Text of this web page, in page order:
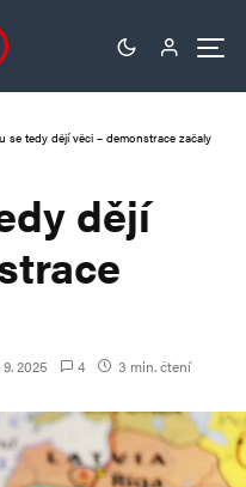
se tedy dějí věci – demonstrace začaly
dějí
2025 4 3 min. čtení